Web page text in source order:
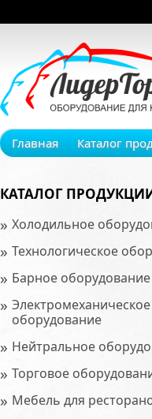
Главная Каталог
КАТАЛОГ
» Холодильное
» Технологическое
» Барное оборудование
» Электромеханическое
оборудование
» Нейтральное
» Торговое
» Мебель для